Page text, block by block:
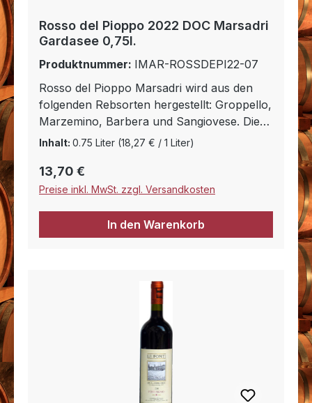
Rosso del Pioppo 2022 DOC Marsadri
Gardasee 0,75l.
Produktnummer: IMAR-ROSSDEPI22-07
Rosso del Pioppo Marsadri wird aus den
folgenden Rebsorten hergestellt: Groppello,
Marzemino, Barbera und Sangiovese. Die
Trauben werden ähnlich dem Amarone erst
gekeltert. Der Geschmack ist Gehaltvoll,
weich und ungemein ausgelichen. Er hat
sehr stark an Waldbeeren. Er begleitet vor
allem Fleischgerichte vom Wild, typische
Inhalt: 0.75 Liter (18,27 € / 1 Liter)
Regulärer Preis:
13,70 €
Preise inkl. MwSt. zzgl. Versandkosten
In den Warenkorb